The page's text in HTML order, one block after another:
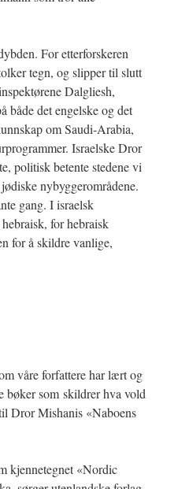
For etterforskeren
tegn, og slipper til slutt
Dalgliesh,
både det engelske og det
om Saudi-Arabia,
Israelske Dror
politisk betente stedene vi
nybyggerområdene.
gang. I israelsk
for hebraisk
for å skildre vanlige,
våre forfattere har lært og
bøker som skildrer hva vold
Dror Mishanis «Naboens
kjennetegnet «Nordic